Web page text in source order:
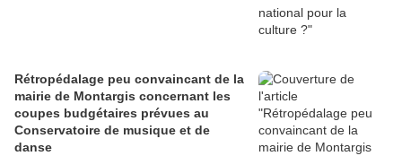
Rétropédalage peu convaincant de la
mairie de Montargis concernant les
coupes budgétaires prévues au
Conservatoire de musique et de
danse